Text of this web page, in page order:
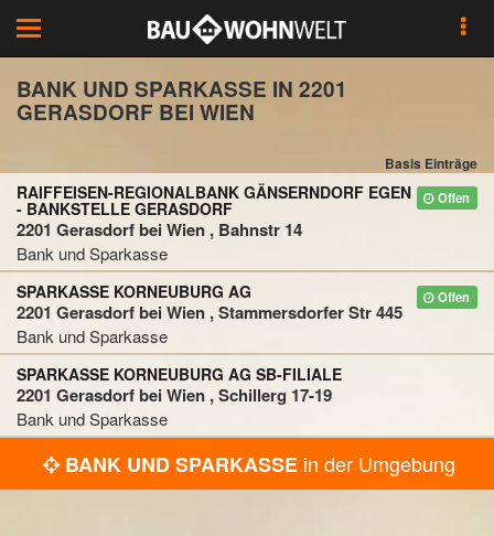
Toggle
navigation
BANK UND SPARKASSE IN 2201
GERASDORF BEI WIEN
Basis Einträge
Offen
RAIFFEISEN-REGIONALBANK GÄNSERNDORF EGEN
- BANKSTELLE GERASDORF
2201 Gerasdorf bei Wien , Bahnstr 14
Bank und Sparkasse
Offen
SPARKASSE KORNEUBURG AG
2201 Gerasdorf bei Wien , Stammersdorfer Str 445
Bank und Sparkasse
SPARKASSE KORNEUBURG AG SB-FILIALE
2201 Gerasdorf bei Wien , Schillerg 17-19
Bank und Sparkasse
BANK UND SPARKASSE in der Umgebung